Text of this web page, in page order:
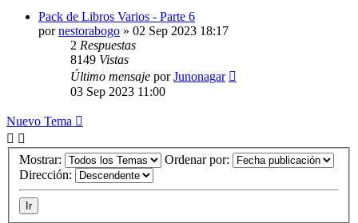
Pack de Libros Varios - Parte 6
pornestorabogo » 02 Sep 2023 18:17
2 Respuestas
8149 Vistas
Último mensaje porJunonagar
03 Sep 2023 11:00
Nuevo Tema
Mostrar:
Ordenar por:
Dirección: